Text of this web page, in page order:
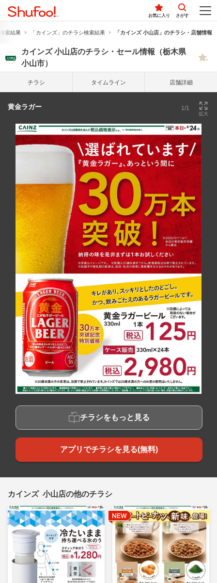
お気に入り さがす
索結果 「カインズ」のチラシ検索結果 「カインズ 小山店」のチラシ・店舗情報
カインズ 小山店のチラシ・セール情報（栃木県
小山市）
チラシ タイム ライン 店舗詳細
黄金ラガー 1/1
拡大
チラシをもっと見る
アプリでチラシを見る(無料)
カインズ 小山店の他のチラシ